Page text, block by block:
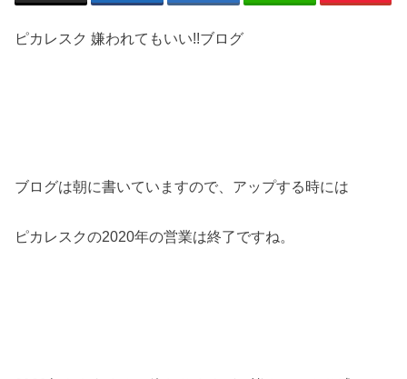
ピカレスク 嫌われてもいい!!ブログ
ブログは朝に書いていますので、アップする時には
ピカレスクの2020年の営業は終了ですね。